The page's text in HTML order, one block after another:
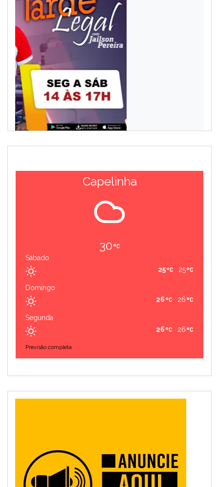
Capelinha
30
Sábado
25
25
Domingo
26
26
Segunda
26
26
Previsão completa